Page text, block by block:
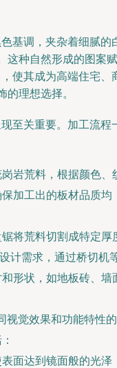
基调，夹杂着细腻的
这种自然形成的图案赋
使其成为高端住宅、
理想选择。
至关重要。加工流程
岩荒料，根据颜色、
加工出的板材品质均
将荒料切割成特定厚
计需求，通过桥切机
形状，如地板砖、墙
视觉效果和功能特性的
面达到镜面般的光泽